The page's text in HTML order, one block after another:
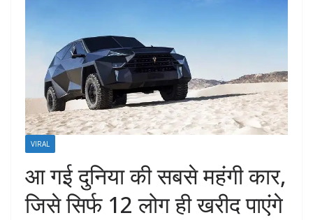
VIRAL
आ गई दुनिया की सबसे महंगी कार,
जिसे सिर्फ 12 लोग ही खरीद पाएंगे